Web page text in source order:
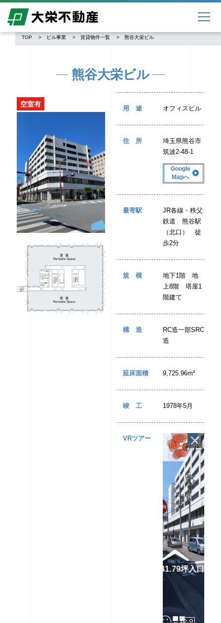
TOP ビル事業 賃貸物件一覧 熊谷大栄ビル
熊谷大栄ビル
空室有
用途 オフィスビル
住所
埼玉県熊谷市
筑波2-48-1
Google
Mapへ
最寄駅
JR各線・秩父
鉄道 熊谷駅
（北口） 徒
歩2分
規模
地下1階 地
上8階 塔屋1
階建て
構造
RC造一部SRC
造
延床面積 9,725.96m²
竣工 1978年5月
VRツアー